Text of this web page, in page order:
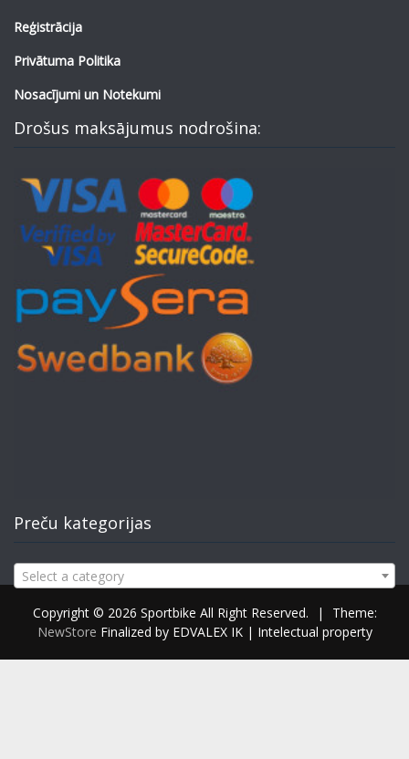
Reģistrācija
Privātuma Politika
Nosacījumi un Notekumi
Drošus maksājumus nodrošina:
Preču kategorijas
Select a category
Copyright © 2026 Sportbike All Right Reserved. |
Theme:
NewStore Finalized by EDVALEX IK | Intelectual property